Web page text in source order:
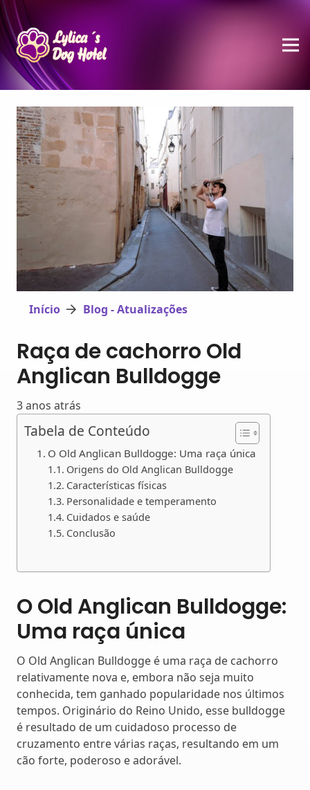
Início Blog - Atualizações
Raça de cachorro Old
Anglican Bulldogge
3 anos atrás
Tabela de Conteúdo
O Old Anglican Bulldogge: Uma raça única
Origens do Old Anglican Bulldogge
Características físicas
Personalidade e temperamento
Cuidados e saúde
Conclusão
O Old Anglican Bulldogge:
Uma raça única
O Old Anglican Bulldogge é uma raça de cachorro
relativamente nova e, embora não seja muito
conhecida, tem ganhado popularidade nos últimos
tempos. Originário do Reino Unido, esse bulldogge
é resultado de um cuidadoso processo de
cruzamento entre várias raças, resultando em um
cão forte, poderoso e adorável.